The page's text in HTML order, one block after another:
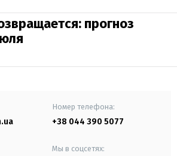
прогноз
Номер телефона:
+38 044 390 5077
Мы в соцсетях: